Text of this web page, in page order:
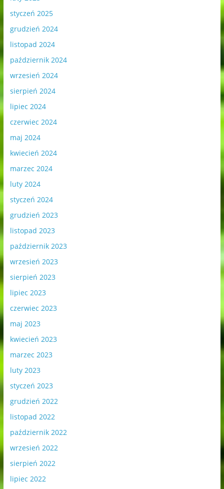
styczeń 2025
grudzień 2024
listopad 2024
październik 2024
wrzesień 2024
sierpień 2024
lipiec 2024
czerwiec 2024
maj 2024
kwiecień 2024
marzec 2024
luty 2024
styczeń 2024
grudzień 2023
listopad 2023
październik 2023
wrzesień 2023
sierpień 2023
lipiec 2023
czerwiec 2023
maj 2023
kwiecień 2023
marzec 2023
luty 2023
styczeń 2023
grudzień 2022
listopad 2022
październik 2022
wrzesień 2022
sierpień 2022
lipiec 2022